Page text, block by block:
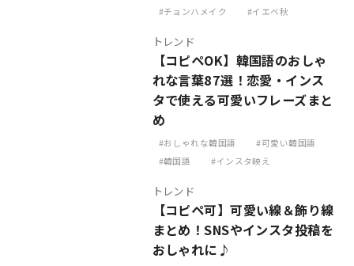
チョンハメイク
イエベ秋
トレンド
【コピペOK】韓国語のおしゃ
れな言葉87選！恋愛・インス
タで使える可愛いフレーズまと
め
おしゃれな韓国語
可愛い韓国語
韓国語
インスタ映え
トレンド
【コピペ可】可愛い線＆飾り線
まとめ！SNSやインスタ投稿を
おしゃれに♪